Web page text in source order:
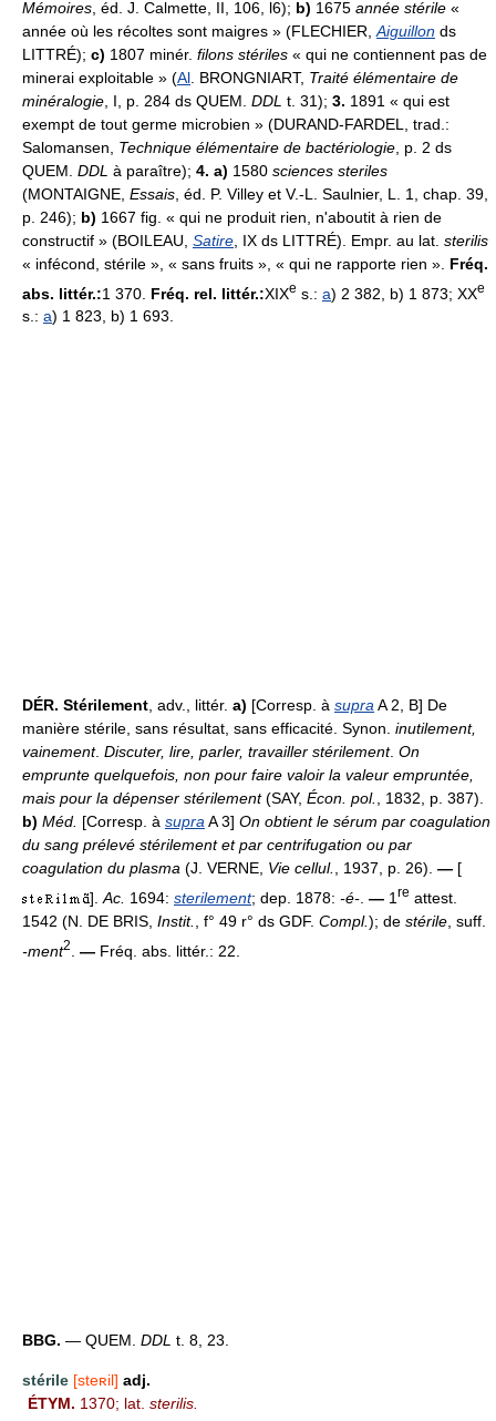
Mémoires , éd. J. Calmette, II, 106, l6); b) 1675 année stérile «
année où les récoltes sont maigres » (FLECHIER, Aiguillon ds
LITTRÉ); c) 1807 minér. filons stériles « qui ne contiennent pas de
minerai exploitable » (Al . BRONGNIART, Traité élémentaire de
minéralogie , I, p. 284 ds QUEM. DDL t. 31); 3. 1891 « qui est
exempt de tout germe microbien » (DURAND-FARDEL, trad.:
Salomansen, Technique élémentaire de bactériologie , p. 2 ds
QUEM. DDL à paraître); 4. a) 1580 sciences steriles
(MONTAIGNE, Essais , éd. P. Villey et V.-L. Saulnier, L. 1, chap. 39,
p. 246); b) 1667 fig. « qui ne produit rien, n'aboutit à rien de
constructif » (BOILEAU, Satire , IX ds LITTRÉ). Empr. au lat. sterilis
« infécond, stérile », « sans fruits », « qui ne rapporte rien ». Fréq.
abs. littér.:1 370. Fréq. rel. littér.:XIXe s.: a) 2 382, b) 1 873; XXe
s.: a) 1 823, b) 1 693.
DÉR. Stérilement, adv., littér. a) [Corresp. à supraA 2, B] De
manière stérile, sans résultat, sans efficacité. Synon. inutilement,
vainement. Discuter, lire, parler, travailler stérilement. On
emprunte quelquefois, non pour faire valoir la valeur empruntée,
mais pour la dépenser stérilement(SAY, Écon. pol., 1832, p. 387).
b) Méd. [Corresp. à supraA 3] On obtient le sérum par coagulation
du sang prélevé stérilement et par centrifugation ou par
coagulation du plasma (J. VERNE, Vie cellul., 1937, p. 26). — [
]. Ac. 1694: sterilement; dep. 1878: -é- — 1 re attest.
1542 (N. DE BRIS, Instit. , f° 49 r° ds GDF. Compl.); de stérile , suff.
-ment2 — Fréq. abs. littér.: 22.
BBG. — QUEM. DDL t. 8, 23.
stérile [steʀil] adj.
ÉTYM. 1370; lat. sterilis.